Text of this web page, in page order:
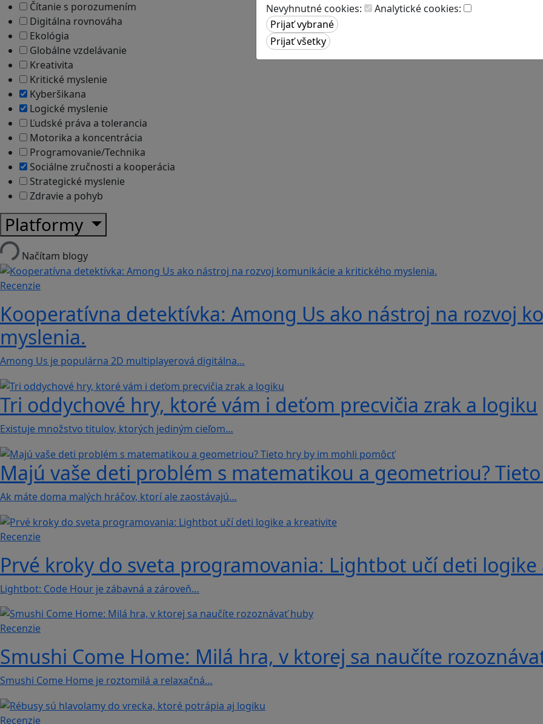
Nevyhnutné cookies:
Analytické cookies:
Čítanie s porozumením
Digitálna rovnováha
Ekológia
Globálne vzdelávanie
Kreativita
Kritické myslenie
Kyberšikana
Logické myslenie
Ľudské práva a tolerancia
Motorika a koncentrácia
Programovanie/Technika
Sociálne zručnosti a kooperácia
Strategické myslenie
Zdravie a pohyb
Platformy
Načítam blogy
Recenzie
Kooperatívna detektívka: Among Us ako nástroj na rozvoj
myslenia.
Among Us je populárna 2D multiplayerová digitálna…
Tri oddychové hry, ktoré vám i deťom precvičia zrak a logiku
Existuje množstvo titulov, ktorých jediným cieľom…
Majú vaše deti problém s matematikou a geometriou?
Ak máte doma malých hráčov, ktorí ale zaostávajú…
Recenzie
Prvé kroky do sveta programovania: Lightbot učí deti
Lightbot: Code Hour je zábavná a zároveň…
Recenzie
Smushi Come Home: Milá hra, v ktorej sa naučíte
Smushi Come Home je roztomilá a relaxačná…
Recenzie